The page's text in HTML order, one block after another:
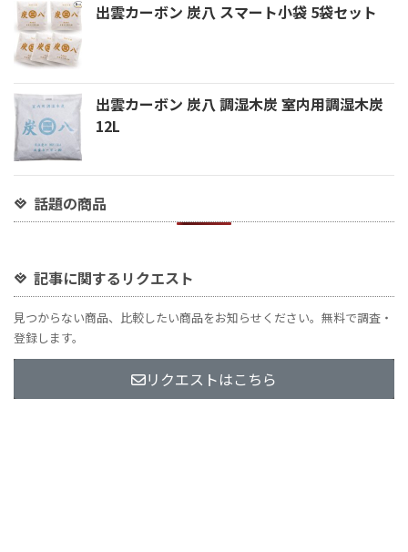
出雲カーボン 炭八 スマート小袋 5袋セット
出雲カーボン 炭八 調湿木炭 室内用調湿木炭
12L
話題の商品
記事に関するリクエスト
見つからない商品、比較したい商品をお知らせください。無料で調査・
登録します。
リクエストはこちら